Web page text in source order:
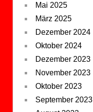
Mai 2025
März 2025
Dezember 2024
Oktober 2024
Dezember 2023
November 2023
Oktober 2023
September 2023